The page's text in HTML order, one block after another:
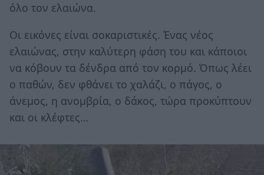
όλο τον ελαιώνα.
Οι εικόνες είναι σοκαριστικές. Ένας νέος
ελαιώνας, στην καλύτερη φάση του και κάποιοι
να κόβουν τα δένδρα από τον κορμό. Όπως λέει
ο παθών, δεν φθάνει το χαλάζι, ο πάγος, ο
άνεμος, η ανομβρία, ο δάκος, τώρα προκύπτουν
και οι κλέφτες…